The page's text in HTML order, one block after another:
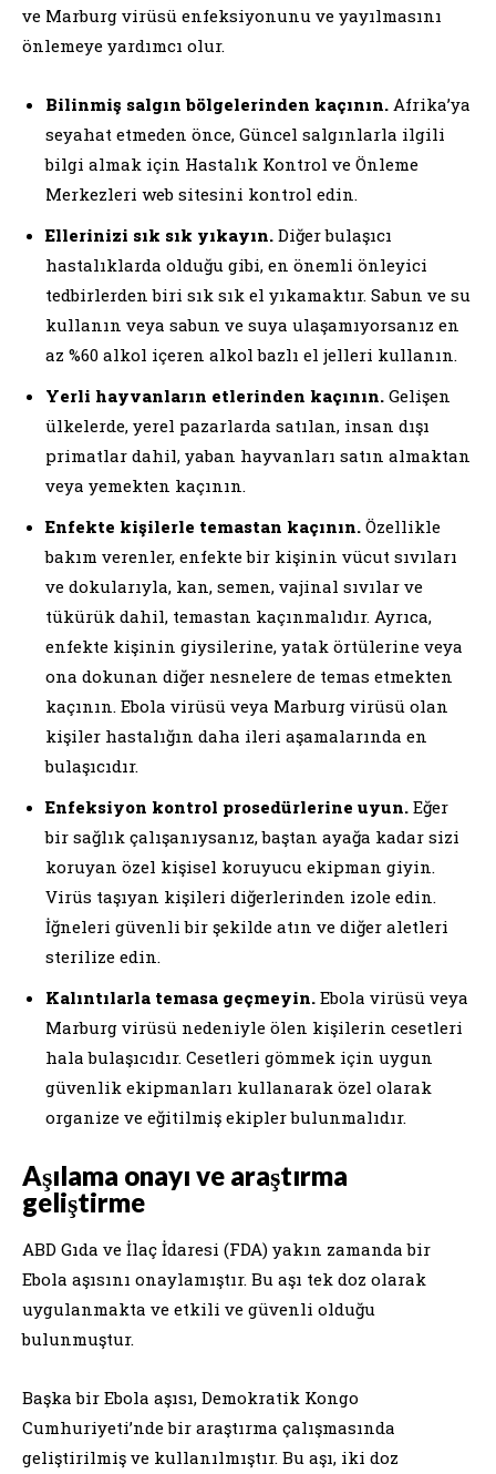
ve Marburg virüsü enfeksiyonunu ve yayılmasını
önlemeye yardımcı olur.
Bilinmiş salgın bölgelerinden kaçının. Afrika’ya
seyahat etmeden önce, Güncel salgınlarla ilgili
bilgi almak için Hastalık Kontrol ve Önleme
Merkezleri web sitesini kontrol edin.
Ellerinizi sık sık yıkayın. Diğer bulaşıcı
hastalıklarda olduğu gibi, en önemli önleyici
tedbirlerden biri sık sık el yıkamaktır. Sabun ve su
kullanın veya sabun ve suya ulaşamıyorsanız en
az %60 alkol içeren alkol bazlı el jelleri kullanın.
Yerli hayvanların etlerinden kaçının. Gelişen
ülkelerde, yerel pazarlarda satılan, insan dışı
primatlar dahil, yaban hayvanları satın almaktan
veya yemekten kaçının.
Enfekte kişilerle temastan kaçının. Özellikle
bakım verenler, enfekte bir kişinin vücut sıvıları
ve dokularıyla, kan, semen, vajinal sıvılar ve
tükürük dahil, temastan kaçınmalıdır. Ayrıca,
enfekte kişinin giysilerine, yatak örtülerine veya
ona dokunan diğer nesnelere de temas etmekten
kaçının. Ebola virüsü veya Marburg virüsü olan
kişiler hastalığın daha ileri aşamalarında en
bulaşıcıdır.
Enfeksiyon kontrol prosedürlerine uyun. Eğer
bir sağlık çalışanıysanız, baştan ayağa kadar sizi
koruyan özel kişisel koruyucu ekipman giyin.
Virüs taşıyan kişileri diğerlerinden izole edin.
İğneleri güvenli bir şekilde atın ve diğer aletleri
sterilize edin.
Kalıntılarla temasa geçmeyin. Ebola virüsü veya
Marburg virüsü nedeniyle ölen kişilerin cesetleri
hala bulaşıcıdır. Cesetleri gömmek için uygun
güvenlik ekipmanları kullanarak özel olarak
organize ve eğitilmiş ekipler bulunmalıdır.
Aşılama onayı ve araştırma
geliştirme
ABD Gıda ve İlaç İdaresi (FDA) yakın zamanda bir
Ebola aşısını onaylamıştır. Bu aşı tek doz olarak
uygulanmakta ve etkili ve güvenli olduğu
bulunmuştur.
Başka bir Ebola aşısı, Demokratik Kongo
Cumhuriyeti’nde bir araştırma çalışmasında
geliştirilmiş ve kullanılmıştır. Bu aşı, iki doz